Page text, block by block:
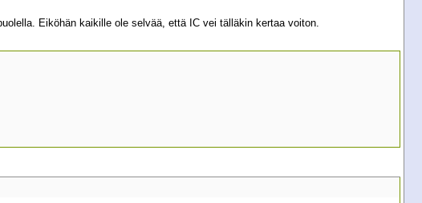
Eiköhän kaikille ole selvää, että IC vei tälläkin kertaa voiton.